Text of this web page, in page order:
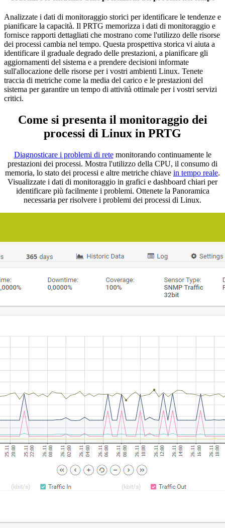
Analizzate i dati di monitoraggio storici per identificare le tendenze e
pianificare la capacità. Il PRTG memorizza i dati di monitoraggio e
fornisce rapporti dettagliati che mostrano come l'utilizzo delle risorse
dei processi cambia nel tempo. Questa prospettiva storica vi aiuta a
identificare il graduale degrado delle prestazioni, a pianificare gli
aggiornamenti del sistema e a prendere decisioni informate
sull'allocazione delle risorse per i vostri ambienti Linux. Tenete
traccia di metriche come la media del carico e le prestazioni del
sistema per garantire un tempo di attività ottimale per i vostri servizi
critici.
Come si presenta il monitoraggio dei
processi di Linux in PRTG
Diagnosticare i problemi di retemonitorando continuamente le
prestazioni dei processi. Mostra l'utilizzo della CPU, il consumo di
memoria, lo stato dei processi e altre metriche chiave in tempo reale.
Visualizzate i dati di monitoraggio in grafici e dashboard chiari per
identificare più facilmente i problemi. Ottenete la Panoramica
necessaria per risolvere i problemi dei processi di Linux.